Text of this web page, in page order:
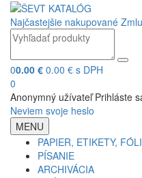
Najčastejšie nakupované
00.00 € 0.00 € s DPH
0
Anonymný užívateľ Prihláste
Neviem svoje heslo
MENU
PAPIER, ETIKETY,
PÍSANIE
ARCHIVÁCIA